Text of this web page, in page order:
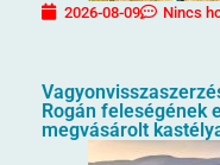
2026-08-09 Nincs
Rogán feleségének
megvásárolt